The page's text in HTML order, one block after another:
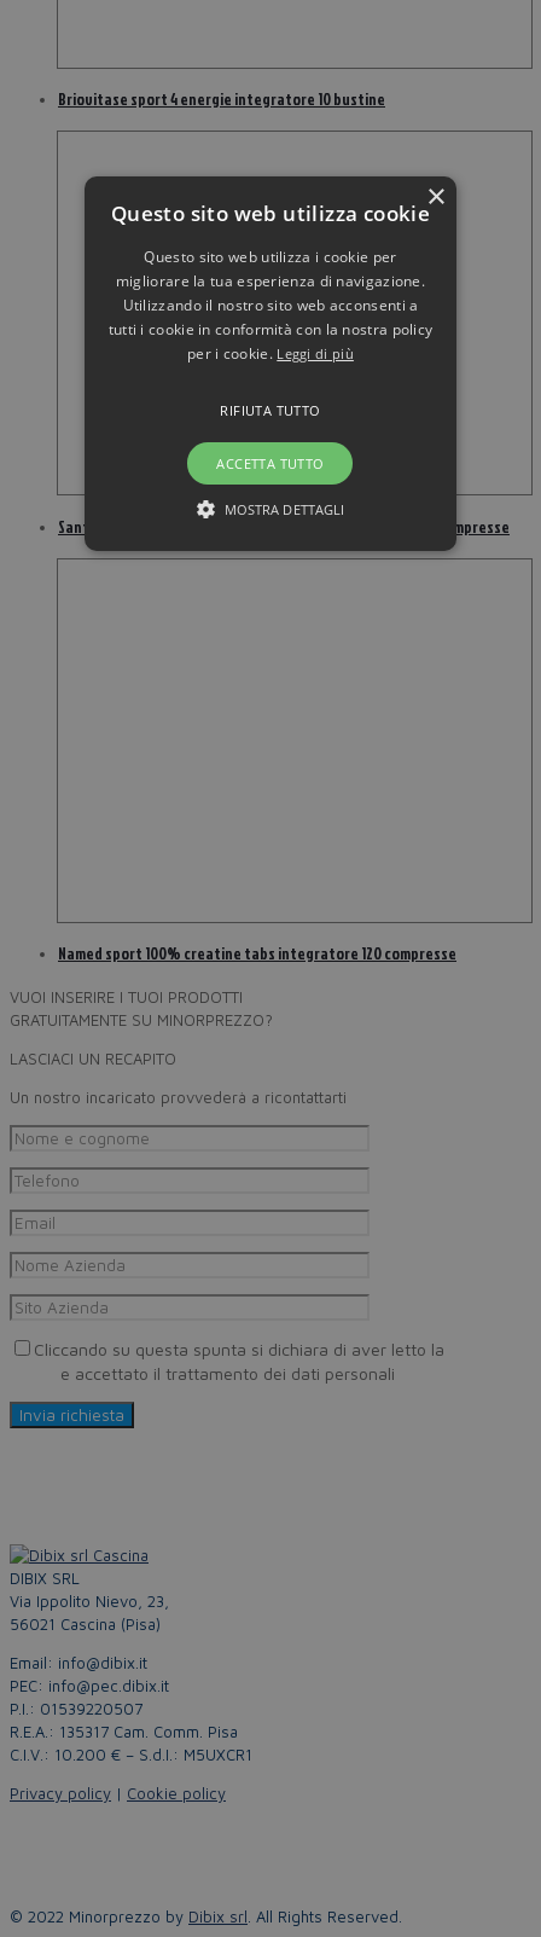
Briovitase sport 4 energie integratore 10 bustine
Santiveri quanticum integratore cloruro di magnesio 200 compresse
Named sport 100% creatine tabs integratore 120 compresse
VUOI INSERIRE I TUOI PRODOTTI
GRATUITAMENTE SU MINORPREZZO?
LASCIACI UN RECAPITO
Un nostro incaricato provvederà a ricontattarti
Cliccando su questa spunta si dichiara di aver letto la
e accettato il trattamento dei dati personali
DIBIX SRL
Via Ippolito Nievo, 23,
56021 Cascina (Pisa)
Email: info@dibix.it
PEC: info@pec.dibix.it
P.I.: 01539220507
R.E.A.: 135317 Cam. Comm. Pisa
C.I.V.: 10.200 € – S.d.I.: M5UXCR1
Privacy policy | Cookie policy
© 2022 Minorprezzo by Dibix srl. All Rights Reserved.
×
Questo sito web utilizza cookie
Questo sito web utilizza i cookie per
migliorare la tua esperienza di navigazione.
Utilizzando il nostro sito web acconsenti a
tutti i cookie in conformità con la nostra policy
per i cookie. Leggi di più
ACCETTA TUTTO
RIFIUTA TUTTO
MOSTRA DETTAGLI